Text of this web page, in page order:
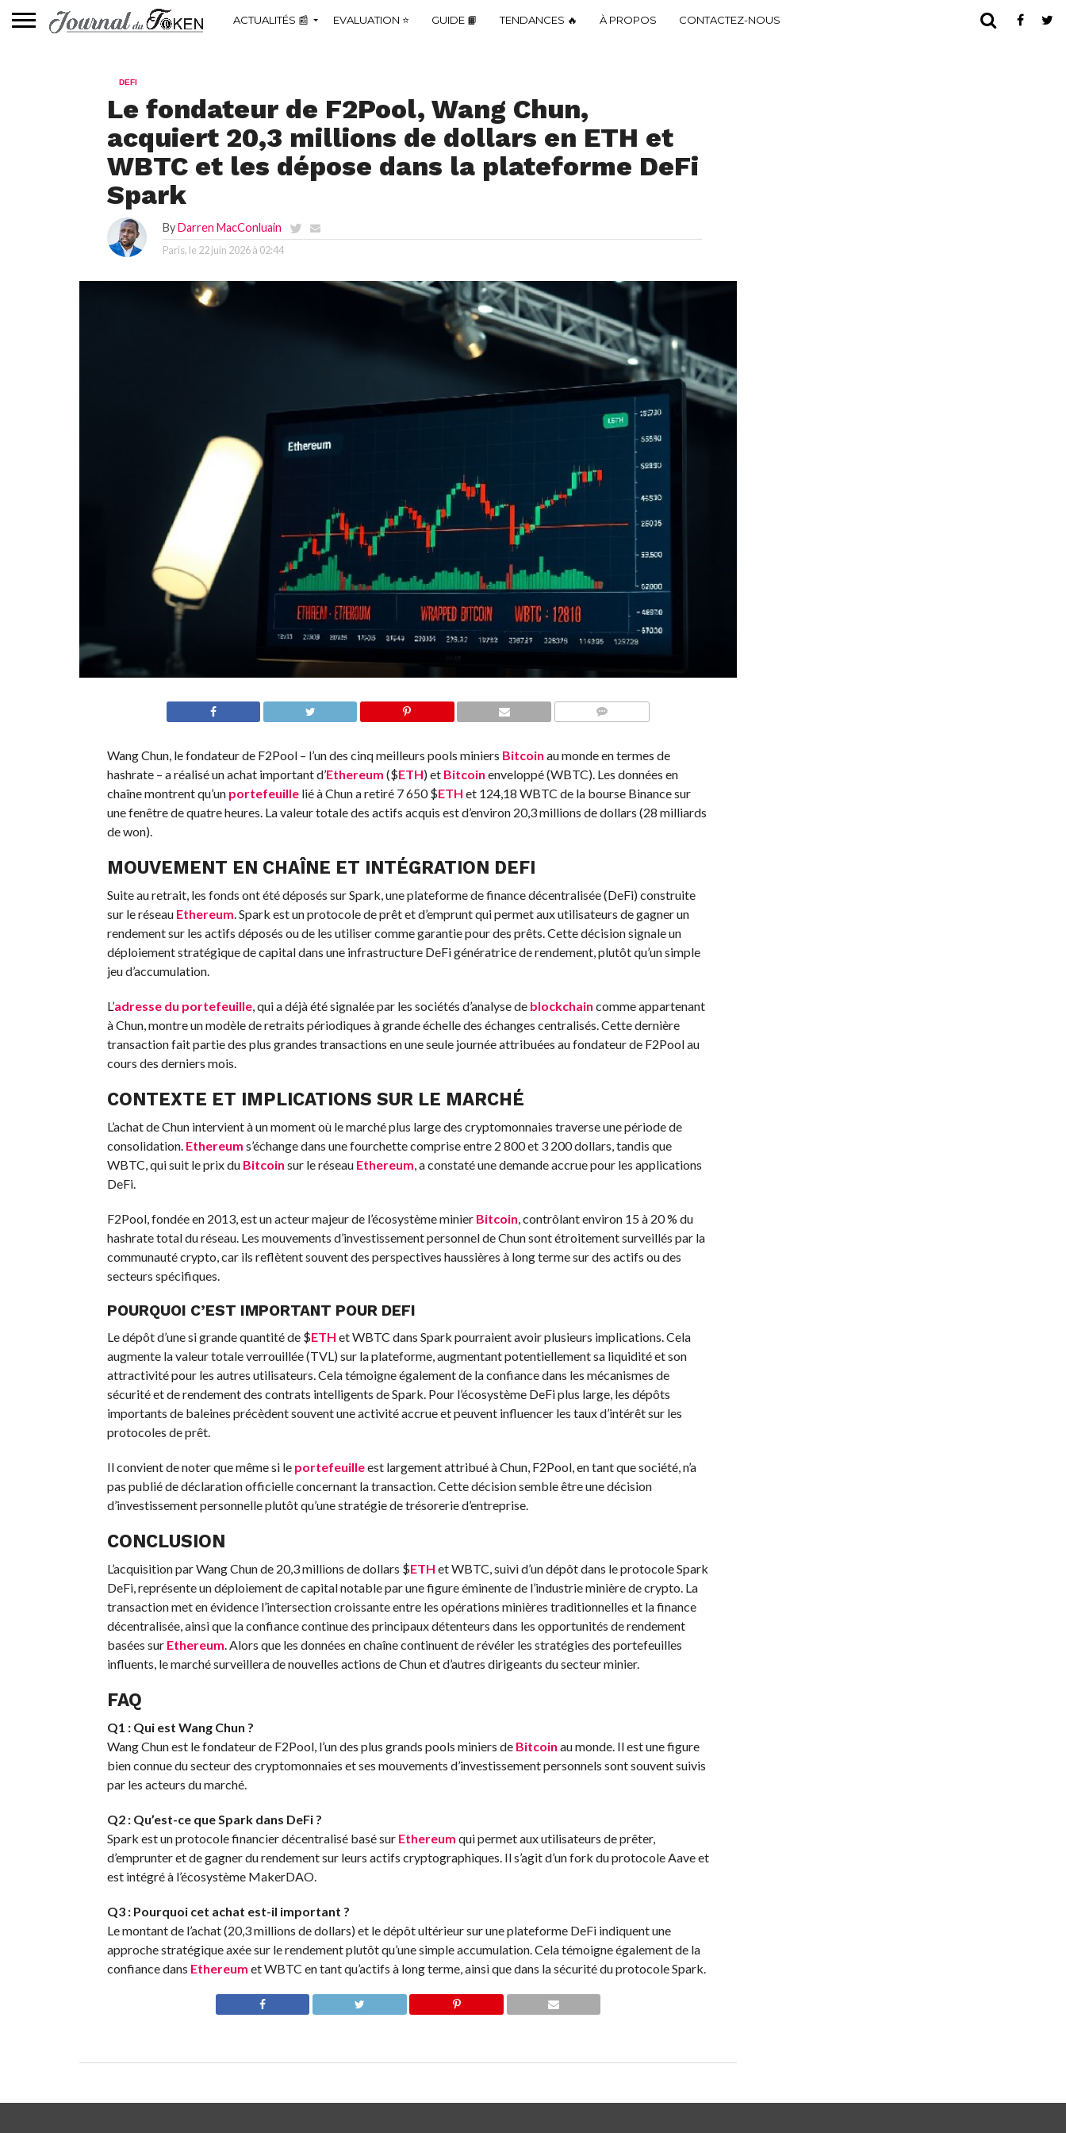
ACTUALITÉS 📰 EVALUATION ⭐ GUIDE 📙 TENDANCES 🔥 À PROPOS CONTACTEZ-NOUS
DEFI
Le fondateur de F2Pool, Wang Chun,
acquiert 20,3 millions de dollars en ETH et
WBTC et les dépose dans la plateforme DeFi
Spark
ByDarren MacConluain
Paris, le 22 juin 2026 à 02:44
Wang Chun, le fondateur de F2Pool – l’un des cinq meilleurs pools miniers Bitcoin au monde en termes de
hashrate – a réalisé un achat important d’Ethereum ($ETH) et Bitcoin enveloppé (WBTC). Les données en
chaîne montrent qu’un portefeuillelié à Chun a retiré 7 650$ETH et 124,18 WBTC de la bourse Binance sur
une fenêtre de quatre heures. La valeur totale des actifs acquis est d’environ 20,3 millions de dollars (28 milliards
de won).
MOUVEMENT EN CHAÎNE ET INTÉGRATION DEFI
Suite au retrait, les fonds ont été déposés sur Spark, une plateforme de finance décentralisée (DeFi) construite
sur le réseau Ethereum. Spark est un protocole de prêt et d’emprunt qui permet aux utilisateurs de gagner un
rendement sur les actifs déposés ou de les utiliser comme garantie pour des prêts. Cette décision signale un
déploiement stratégique de capital dans une infrastructure DeFi génératrice de rendement, plutôt qu’un simple
jeu d’accumulation.
L’adresse du portefeuille, qui a déjà été signalée par les sociétés d’analyse de blockchain comme appartenant
à Chun, montre un modèle de retraits périodiques à grande échelle des échanges centralisés. Cette dernière
transaction fait partie des plus grandes transactions en une seule journée attribuées au fondateur de F2Pool au
cours des derniers mois.
CONTEXTE ET IMPLICATIONS SUR LE MARCHÉ
L’achat de Chun intervient à un moment où le marché plus large des cryptomonnaies traverse une période de
consolidation. Ethereum s’échange dans une fourchette comprise entre 2 800 et 3 200 dollars, tandis que
WBTC, qui suit le prix du Bitcoin sur le réseau Ethereum, a constaté une demande accrue pour les applications
DeFi.
F2Pool, fondée en 2013, est un acteur majeur de l’écosystème minier Bitcoin, contrôlant environ 15 à 20 % du
hashrate total du réseau. Les mouvements d’investissement personnel de Chun sont étroitement surveillés par la
communauté crypto, car ils reflètent souvent des perspectives haussières à long terme sur des actifs ou des
secteurs spécifiques.
POURQUOI C’EST IMPORTANT POUR DEFI
Le dépôt d’une si grande quantité de $ETH et WBTC dans Spark pourraient avoir plusieurs implications. Cela
augmente la valeur totale verrouillée (TVL) sur la plateforme, augmentant potentiellement sa liquidité et son
attractivité pour les autres utilisateurs. Cela témoigne également de la confiance dans les mécanismes de
sécurité et de rendement des contrats intelligents de Spark. Pour l’écosystème DeFi plus large, les dépôts
importants de baleines précèdent souvent une activité accrue et peuvent influencer les taux d’intérêt sur les
protocoles de prêt.
Il convient de noter que même si le portefeuilleest largement attribué à Chun, F2Pool, en tant que société, n’a
pas publié de déclaration officielle concernant la transaction. Cette décision semble être une décision
d’investissement personnelle plutôt qu’une stratégie de trésorerie d’entreprise.
CONCLUSION
L’acquisition par Wang Chun de 20,3 millions de dollars $ETH et WBTC, suivi d’un dépôt dans le protocole Spark
DeFi, représente un déploiement de capital notable par une figure éminente de l’industrie minière de crypto. La
transaction met en évidence l’intersection croissante entre les opérations minières traditionnelles et la finance
décentralisée, ainsi que la confiance continue des principaux détenteurs dans les opportunités de rendement
basées sur Ethereum. Alors que les données en chaîne continuent de révéler les stratégies des portefeuilles
influents, le marché surveillera de nouvelles actions de Chun et d’autres dirigeants du secteur minier.
FAQ
Q1 : Qui est Wang Chun ?
Wang Chun est le fondateur de F2Pool, l’un des plus grands pools miniers de Bitcoin au monde. Il est une figure
bien connue du secteur des cryptomonnaies et ses mouvements d’investissement personnels sont souvent suivis
par les acteurs du marché.
Q2 : Qu’est-ce que Spark dans DeFi ?
Spark est un protocole financier décentralisé basé sur Ethereum qui permet aux utilisateurs de prêter,
d’emprunter et de gagner du rendement sur leurs actifs cryptographiques. Il s’agit d’un fork du protocole Aave et
est intégré à l’écosystème MakerDAO.
Q3 : Pourquoi cet achat est-il important ?
Le montant de l’achat (20,3 millions de dollars) et le dépôt ultérieur sur une plateforme DeFi indiquent une
approche stratégique axée sur le rendement plutôt qu’une simple accumulation. Cela témoigne également de la
confiance dans Ethereum et WBTC en tant qu’actifs à long terme, ainsi que dans la sécurité du protocole Spark.